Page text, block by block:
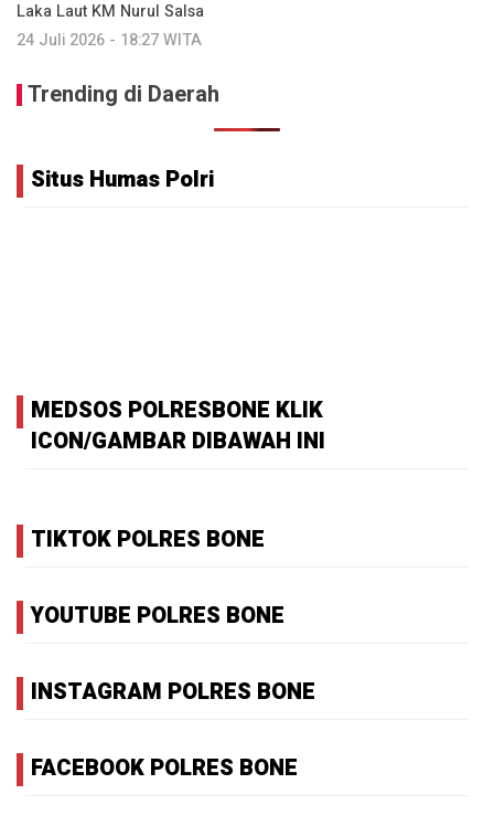
Laka Laut KM Nurul Salsa
24 Juli 2026 - 18:27 WITA
Trending di Daerah
Situs Humas Polri
MEDSOS POLRESBONE KLIK
ICON/GAMBAR DIBAWAH INI
TIKTOK POLRES BONE
YOUTUBE POLRES BONE
INSTAGRAM POLRES BONE
FACEBOOK POLRES BONE